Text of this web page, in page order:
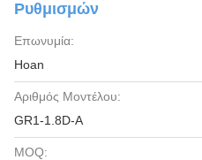
Ρυθμισμών
Επωνυμία:
Hoan
Αριθμός Μοντέλου:
GR1-1.8D-A
MOQ: